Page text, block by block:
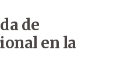
de
en la